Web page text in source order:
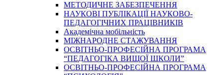
МЕТОДИЧНЕ ЗАБЕЗПЕЧЕННЯ
НАУКОВІ ПУБЛІКАЦІЇ НАУКОВО-
ПЕДАГОГІЧНИХ ПРАЦІВНИКІВ
Академічна мобільність
МІЖНАРОДНЕ СТАЖУВАННЯ
ОСВІТНЬО-ПРОФЕСІЙНА ПРОГРАМА
“ПЕДАГОГІКА ВИЩОЇ ШКОЛИ”
ОСВІТНЬО-ПРОФЕСІЙНА ПРОГРАМА